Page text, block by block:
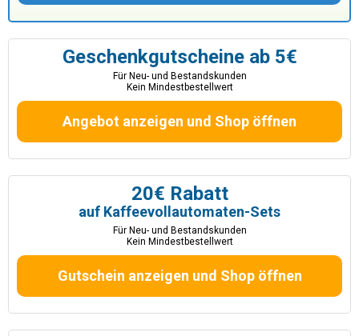
Geschenkgutscheine ab 5€
Für Neu- und Bestandskunden
Kein Mindestbestellwert
Angebot anzeigen und Shop öffnen
20€ Rabatt
auf Kaffeevollautomaten-Sets
Für Neu- und Bestandskunden
Kein Mindestbestellwert
Gutschein anzeigen und Shop öffnen